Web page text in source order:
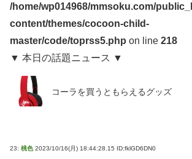
/home/wp014968/mmsoku.com/
content/themes/cocoon-child-
master/code/toprss5.php on line 218
▼ 本日の話題ニュース ▼
コーラを買うともらえるグッズ
23: 桃色 2023/10/16(月) 18:44:28.15 ID:fklGD6DN0